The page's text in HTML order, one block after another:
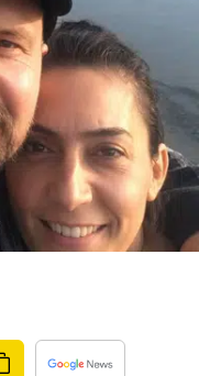
Bolu
Burdur
Bursa
Çanakkale
Çankırı
Diyarbakır